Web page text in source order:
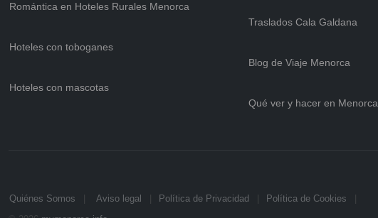
Romántica en Hoteles Rurales Menorca
Hoteles con toboganes
Hoteles con mascotas
Traslados Cala Galdana
Blog de Viaje Menorca
Qué ver y hacer en Menorca
Quiénes Somos Aviso legal Política de Privacidad
Política de Cookies